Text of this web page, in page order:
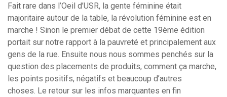
Fait rare dans l’Oeil d’USR, la gente féminine était
majoritaire autour de la table, la révolution féminine est en
marche ! Sinon le premier débat de cette 19ème édition
portait sur notre rapport à la pauvreté et principalement aux
gens de la rue. Ensuite nous nous sommes penchés sur la
question des placements de produits, comment ça marche,
les points positifs, négatifs et beaucoup d’autres
choses. Le retour sur les infos marquantes en fin